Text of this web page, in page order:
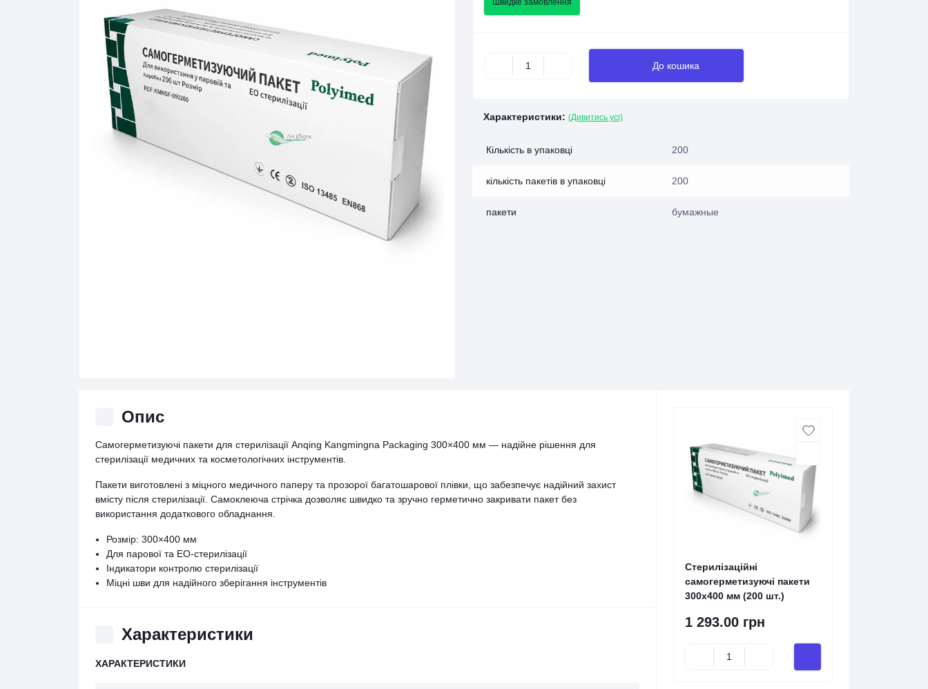
Швидке замовлення
До кошика
Характеристики: (Дивитись усі)
Кількість в упаковці 200
кількість пакетів в упаковці 200
пакети бумажные
Опис
Самогерметизуючі пакети для стерилізації Anqing Kangmingna Packaging 300×400 мм — надійне рішення для
стерилізації медичних та косметологічних інструментів.
Пакети виготовлені з міцного медичного паперу та прозорої багатошарової плівки, що забезпечує надійний захист
вмісту після стерилізації. Самоклеюча стрічка дозволяє швидко та зручно герметично закривати пакет без
використання додаткового обладнання.
Розмір: 300×400 мм
Для парової та EO-стерилізації
Індикатори контролю стерилізації
Міцні шви для надійного зберігання інструментів
Характеристики
ХАРАКТЕРИСТИКИ
Стерилізаційні
самогерметизуючі пакети
300х400 мм (200 шт.)
1 293.00 грн